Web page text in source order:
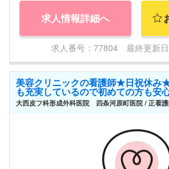
求人情報詳細へ
求人番号：77804 最終更新
美容クリニックの看護師★日祝休
も充実しているので初めての方も安
大西皮フ科形成外科医院 四条河原町医院 / 正看